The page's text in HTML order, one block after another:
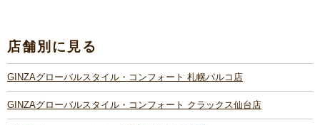
店舗別に見る
GINZAグローバルスタイル・コンフォート 札幌パルコ店
GINZAグローバルスタイル・コンフォート クラックス仙台店